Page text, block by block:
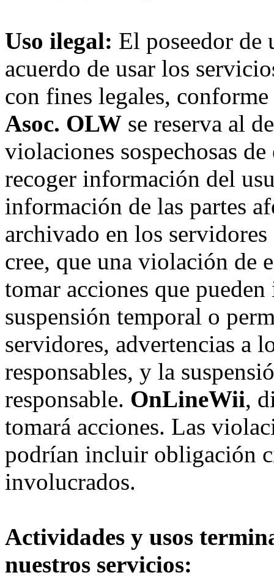
Uso ilegal: El poseedor de
acuerdo de usar los
con fines legales,
Asoc. OLW se reserva al
violaciones sospechosas
recoger información del
información de las partes
archivado en los
cree, que una violación de
tomar acciones que
suspensión temporal o
servidores, advertencias a
responsables, y la
responsable. OnLineWii,
tomará acciones. Las
podrían incluir obligación
involucrados.
Actividades y usos
nuestros servicios: